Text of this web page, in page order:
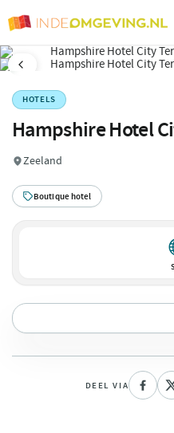
HOTELS
Hampshire Hotel
Zeeland
Boutique hotel
DEEL VIA